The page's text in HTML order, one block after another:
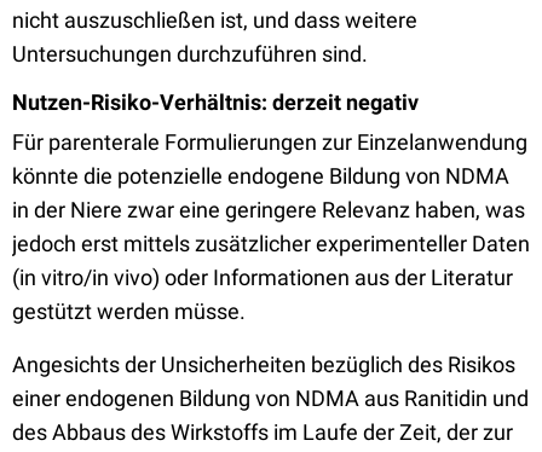
nicht auszuschließen ist, und dass weitere
Untersuchungen durchzuführen sind.
Nutzen-Risiko-Verhältnis: derzeit negativ
Für parenterale Formulierungen zur Einzelanwendung
könnte die potenzielle endogene Bildung von NDMA
in der Niere zwar eine geringere Relevanz haben, was
jedoch erst mittels zusätzlicher experimenteller Daten
(in vitro/in vivo) oder Informationen aus der Literatur
gestützt werden müsse.
Angesichts der Unsicherheiten bezüglich des Risikos
einer endogenen Bildung von NDMA aus Ranitidin und
des Abbaus des Wirkstoffs im Laufe der Zeit, der zur